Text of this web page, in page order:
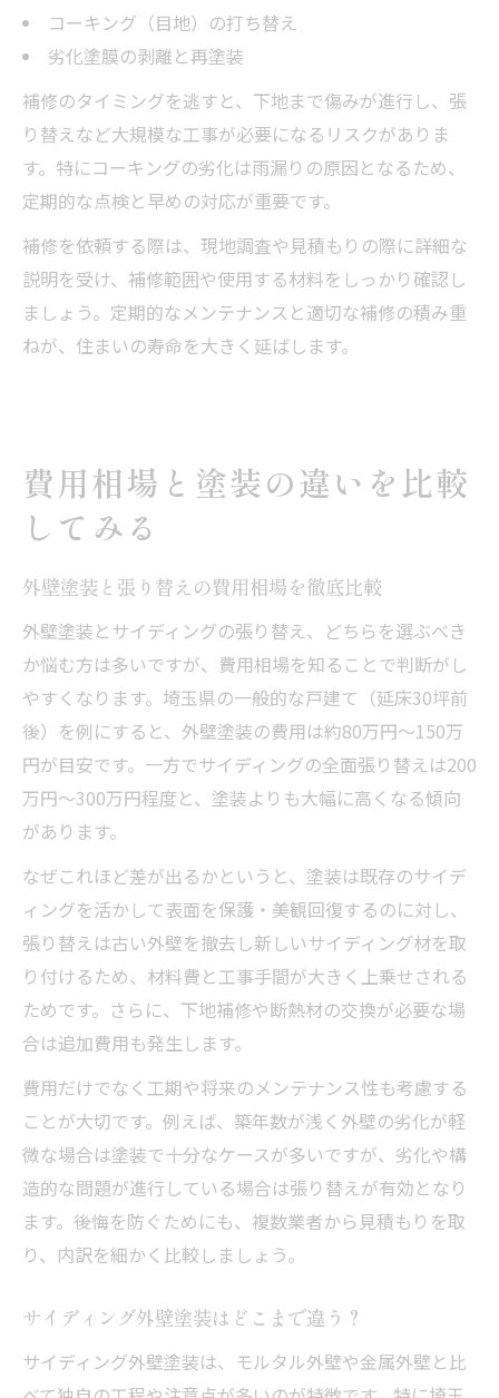
コーキング（目地）の打ち替え
劣化塗膜の剥離と再塗装
補修のタイミングを逃すと、下地まで傷みが進行し、張
り替えなど大規模な工事が必要になるリスクがありま
す。特にコーキングの劣化は雨漏りの原因となるため、
定期的な点検と早めの対応が重要です。
補修を依頼する際は、現地調査や見積もりの際に詳細な
説明を受け、補修範囲や使用する材料をしっかり確認し
ましょう。定期的なメンテナンスと適切な補修の積み重
ねが、住まいの寿命を大きく延ばします。
費用相場と塗装の違いを比較
してみる
外壁塗装と張り替えの費用相場を徹底比較
外壁塗装とサイディングの張り替え、どちらを選ぶべき
か悩む方は多いですが、費用相場を知ることで判断がし
やすくなります。埼玉県の一般的な戸建て（延床30坪前
後）を例にすると、外壁塗装の費用は約80万円～150万
円が目安です。一方でサイディングの全面張り替えは200
万円～300万円程度と、塗装よりも大幅に高くなる傾向
があります。
なぜこれほど差が出るかというと、塗装は既存のサイデ
ィングを活かして表面を保護・美観回復するのに対し、
張り替えは古い外壁を撤去し新しいサイディング材を取
り付けるため、材料費と工事手間が大きく上乗せされる
ためです。さらに、下地補修や断熱材の交換が必要な場
合は追加費用も発生します。
費用だけでなく工期や将来のメンテナンス性も考慮する
ことが大切です。例えば、築年数が浅く外壁の劣化が軽
微な場合は塗装で十分なケースが多いですが、劣化や構
造的な問題が進行している場合は張り替えが有効となり
ます。後悔を防ぐためにも、複数業者から見積もりを取
り、内訳を細かく比較しましょう。
サイディング外壁塗装はどこまで違う？
サイディング外壁塗装は、モルタル外壁や金属外壁と比